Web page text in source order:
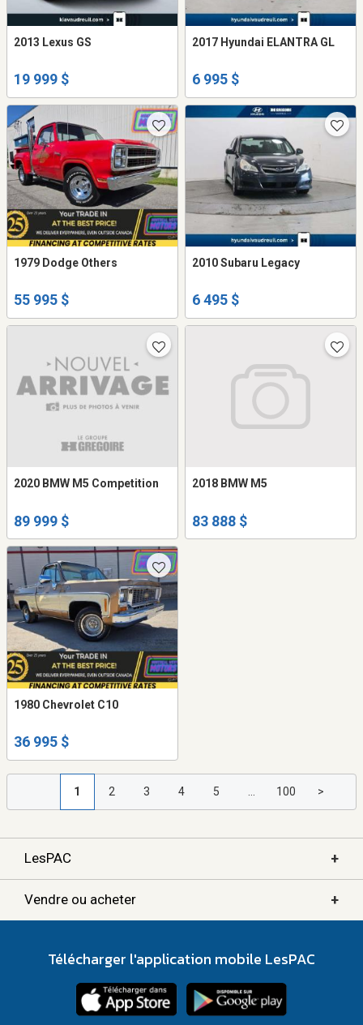
2013 Lexus GS
19 999 $
2017 Hyundai ELANTRA GL
6 995 $
1979 Dodge Others
55 995 $
2010 Subaru Legacy
6 495 $
2020 BMW M5 Competition
89 999 $
2018 BMW M5
83 888 $
1980 Chevrolet C10
36 995 $
1 2 3 4 5 ... 100 >
LesPAC +
Vendre ou acheter +
Télécharger l'application mobile LesPAC